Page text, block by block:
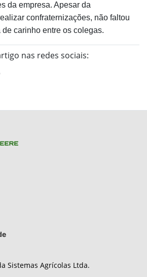
da empresa. Apesar da
confraternizações, não faltou
carinho entre os colegas.
nas redes sociais:
Sistemas Agrícolas Ltda.